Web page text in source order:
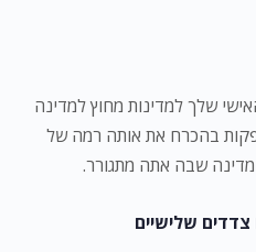
שלך למדינות מחוץ למדינה
בהכרח את אותה רמה של
שבה אתה מתגורר.
שלישיים